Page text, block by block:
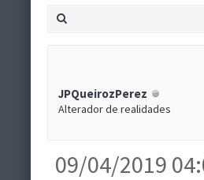
JPQueirozPerez
Alterador de realidades
09/04/2019